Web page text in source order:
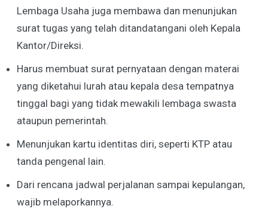
Lembaga Usaha juga membawa dan menunjukan
surat tugas yang telah ditandatangani oleh Kepala
Kantor/Direksi.
Harus membuat surat pernyataan dengan materai
yang diketahui lurah atau kepala desa tempatnya
tinggal bagi yang tidak mewakili lembaga swasta
ataupun pemerintah.
Menunjukan kartu identitas diri, seperti KTP atau
tanda pengenal lain.
Dari rencana jadwal perjalanan sampai kepulangan,
wajib melaporkannya.